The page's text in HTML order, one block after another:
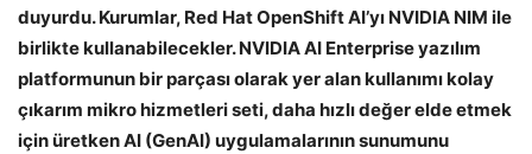
duyurdu. Kurumlar, Red Hat OpenShift AI’yı NVIDIA NIM ile
birlikte kullanabilecekler. NVIDIA AI Enterprise yazılım
platformunun bir parçası olarak yer alan kullanımı kolay
çıkarım mikro hizmetleri seti, daha hızlı değer elde etmek
için üretken AI (GenAI) uygulamalarının sunumunu